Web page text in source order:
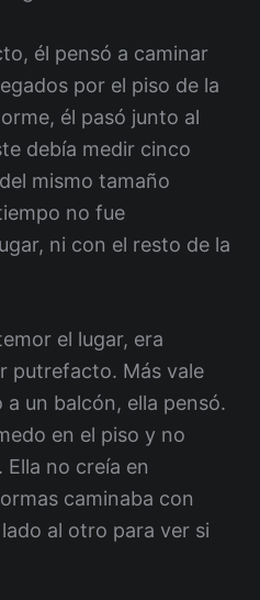
él pensó a caminar
por el piso de la
él pasó junto al
debía medir cinco
mismo tamaño
no fue
ni con el resto de la
el lugar, era
putrefacto. Más vale
un balcón, ella pensó.
en el piso y no
Ella no creía en
caminaba con
al otro para ver si